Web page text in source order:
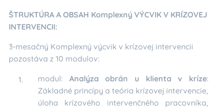
ŠTRUKTÚRA A OBSAH Komplexný VÝCVIK V KRÍZOVEJ
INTERVENCII:
3-mesačný Komplexný výcvik v krízovej intervencii
pozostáva z 10 modulov:
modul: Analýza obrán u klienta v kríze:
Základné princípy a teória krízovej intervencie,
úloha krízového intervenčného pracovníka,